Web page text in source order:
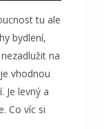
tu ale
bydlení,
na
je vhodnou
Je levný a
Co víc si